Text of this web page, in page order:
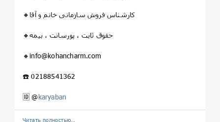
🔸کارشناس فروش سازمانی خانم و آقا
🔸حقوق ثابت ، پورسانت ، بیمه
🔸info@kohancharm.com
☎️ 02188541362
🆔 @karyaban
Читать полностью…